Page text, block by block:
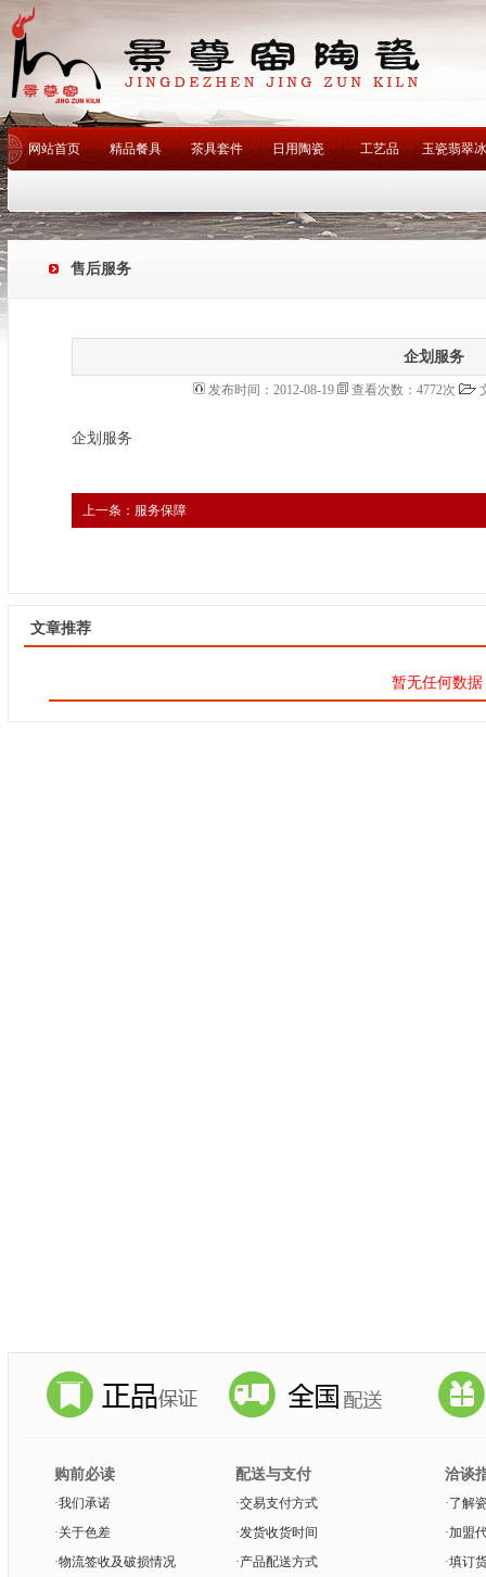
网站首页 精品餐具 茶具套件 日用陶瓷 工艺品 玉瓷翡翠
售后服务
企划服务
发布时间：2012-08-19 查看次数：4772次
企划服务
上一条： 服务保障
文章推荐
暂无任何数据
购前必读
·我们承诺
·关于色差
·物流签收及破损情况
配送与支付
·交易支付方式
·发货收货时间
·产品配送方式
洽谈
·了解
·加盟
·填订